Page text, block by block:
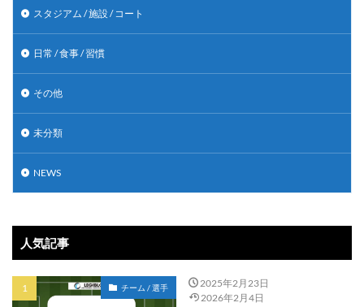
スタジアム / 施設 / コート
日常 / 食事 / 習慣
その他
未分類
NEWS
人気記事
チーム / 選手
2025年2月23日
2026年2月4日